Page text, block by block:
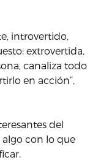
introvertido,
extrovertida,
canaliza todo
en acción”,
del
algo con lo que